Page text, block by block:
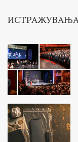
ИСТРАЖУВАЊА